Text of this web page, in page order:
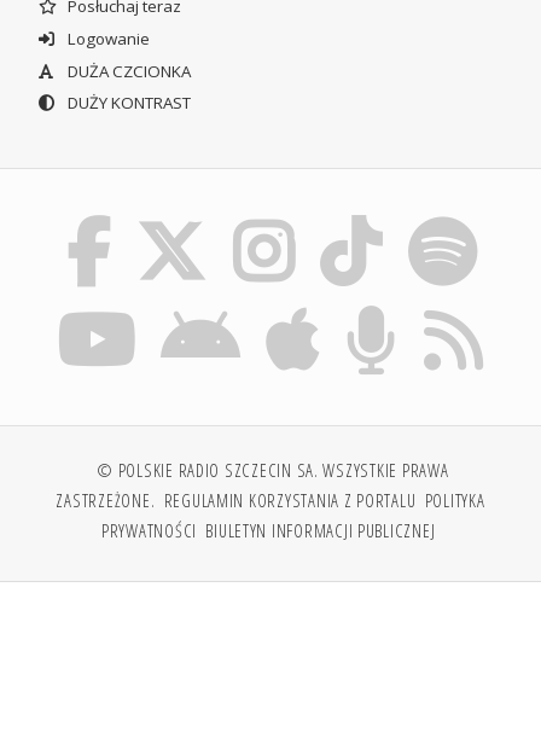
Posłuchaj teraz
Logowanie
DUŻA CZCIONKA
DUŻY KONTRAST
© POLSKIE RADIO SZCZECIN SA. WSZYSTKIE PRAWA
ZASTRZEŻONE. REGULAMIN KORZYSTANIA Z PORTALU POLITYKA
PRYWATNOŚCI BIULETYN INFORMACJI PUBLICZNEJ